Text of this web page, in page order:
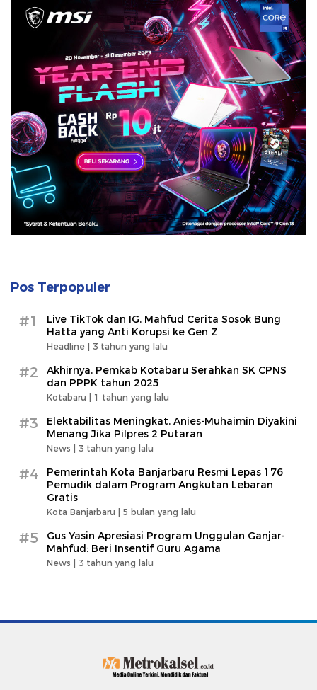
Pos Terpopuler
#1
Live TikTok dan IG, Mahfud Cerita Sosok Bung
Hatta yang Anti Korupsi ke Gen Z
Headline | 3 tahun yang lalu
#2
Akhirnya, Pemkab Kotabaru Serahkan SK CPNS
dan PPPK tahun 2025
Kotabaru | 1 tahun yang lalu
#3
Elektabilitas Meningkat, Anies-Muhaimin Diyakini
Menang Jika Pilpres 2 Putaran
News | 3 tahun yang lalu
#4
Pemerintah Kota Banjarbaru Resmi Lepas 176
Pemudik dalam Program Angkutan Lebaran
Gratis
Kota Banjarbaru | 5 bulan yang lalu
#5
Gus Yasin Apresiasi Program Unggulan Ganjar-
Mahfud: Beri Insentif Guru Agama
News | 3 tahun yang lalu